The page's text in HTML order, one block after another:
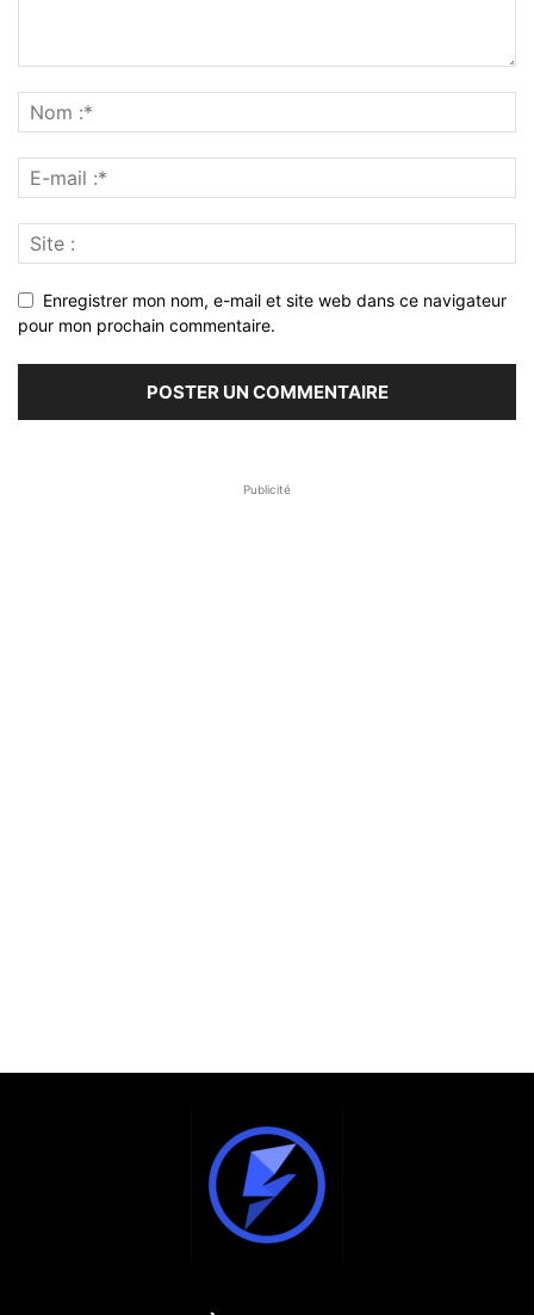
Enregistrer mon nom, e-mail et site web dans ce navigateur
pour mon prochain commentaire.
Publicité